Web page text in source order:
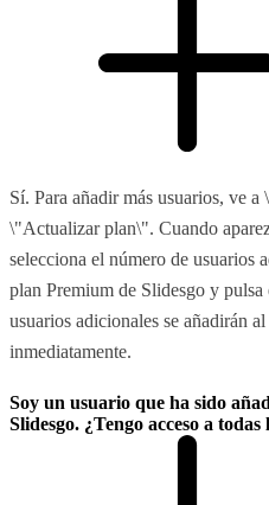
Sí. Para añadir más usuarios, ve
\"Actualizar plan\". Cuando
selecciona el número de usuarios
plan Premium de Slidesgo y
usuarios adicionales se añadirán
inmediatamente.
Soy un usuario que ha sido
Slidesgo. ¿Tengo acceso a